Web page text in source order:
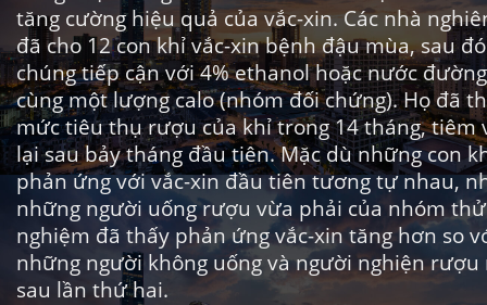
tăng cường hiệu quả của vắc-xin. Các nhà
đã cho 12 con khỉ vắc-xin bệnh đậu mùa, sau
chúng tiếp cận với 4% ethanol hoặc nước
cùng một lượng calo (nhóm đối chứng). Họ đã
mức tiêu thụ rượu của khỉ trong 14 tháng, tiêm
lại sau bảy tháng đầu tiên. Mặc dù những con
phản ứng với vắc-xin đầu tiên tương tự nhau,
những người uống rượu vừa phải của nhóm thử
nghiệm đã thấy phản ứng vắc-xin tăng hơn so
những người không uống và người nghiện rượu
sau lần thứ hai.